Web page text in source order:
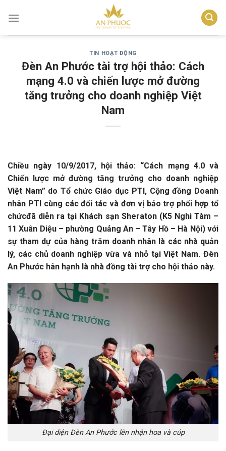
TIN HOẠT ĐỘNG
Đèn An Phước tài trợ hội thảo: Cách
mạng 4.0 và chiến lược mở đường
tăng trưởng cho doanh nghiệp Việt
Nam
Chiều ngày 10/9/2017, hội thảo: “Cách mạng 4.0 và
Chiến lược mở đường tăng trưởng cho doanh nghiệp
Việt Nam” do Tổ chức Giáo dục PTI, Cộng đồng Doanh
nhân PTI cùng các đối tác và đơn vị bảo trợ phối hợp tổ
chứcđã diễn ra tại Khách sạn Sheraton (K5 Nghi Tàm –
11 Xuân Diệu – phường Quảng An – Tây Hồ – Hà Nội) với
sự tham dự của hàng trăm doanh nhân là các nhà quản
lý, các chủ doanh nghiệp vừa và nhỏ tại Việt Nam. Đèn
An Phước hân hạnh là nhà đồng tài trợ cho hội thảo này.
Đại diện Đèn An Phước lên nhận hoa và cúp